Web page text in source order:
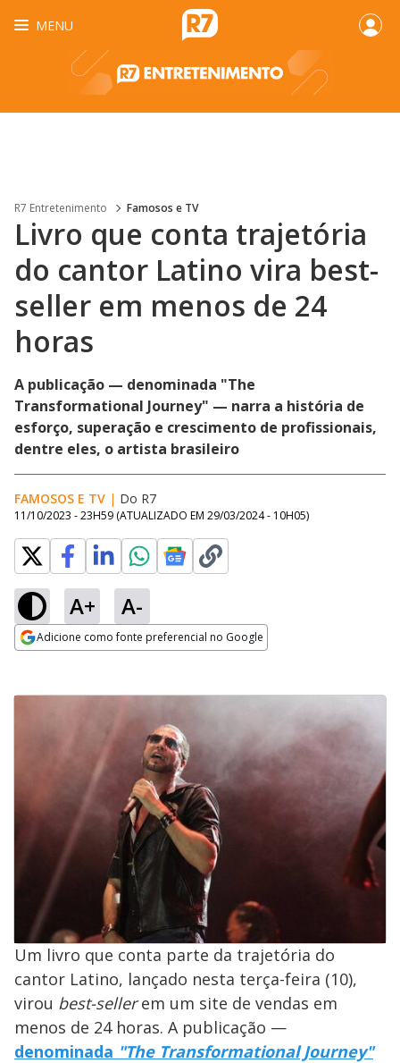
MENU
R7 Entretenimento Famosos e TV
Livro que conta trajetória
do cantor Latino vira best-
seller em menos de 24
horas
A publicação — denominada "The
Transformational Journey" — narra a história de
esforço, superação e crescimento de profissionais,
dentre eles, o artista brasileiro
FAMOSOS E TV | Do R7
11/10/2023 - 23H59 (ATUALIZADO EM 29/03/2024 - 10H05)
A+ A-
Adicione como fonte preferencial no Google
Um livro que conta parte da trajetória do
cantor Latino, lançado nesta terça-feira (10),
virou best-sellerem um site de vendas em
menos de 24 horas. A publicação —
denominada "The Transformational Journey"